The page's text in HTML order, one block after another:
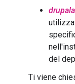
del
Ti viene